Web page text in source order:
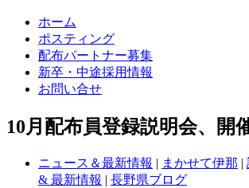
ホーム
ポスティング
配布パートナー募集
新卒・中途採用情報
お問い合せ
10月配布員登録説明会、開
ニュース＆最新情報 | まかせて伊那 |
& 最新情報 | 長野県ブログ